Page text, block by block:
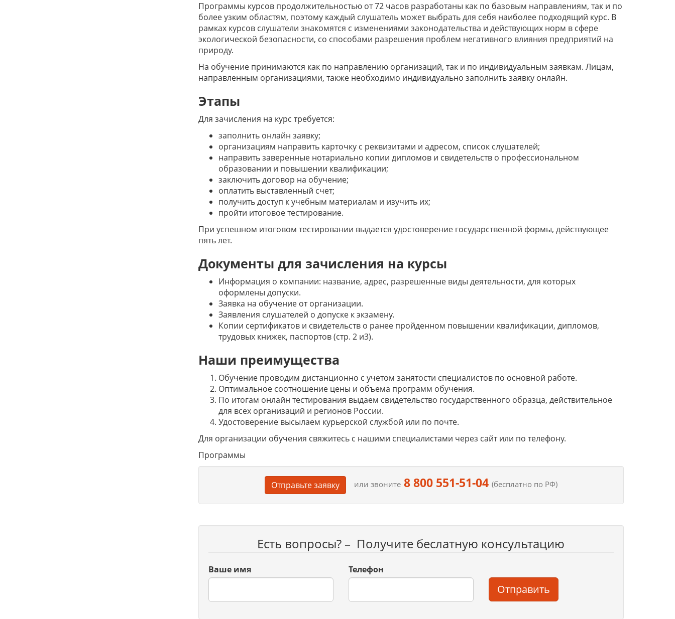
Программы курсов продолжительностью от 72 часов разработаны как по базовым направлениям, так и по
более узким областям, поэтому каждый слушатель может выбрать для себя наиболее подходящий курс. В
рамках курсов слушатели знакомятся с изменениями законодательства и действующих норм в сфере
экологической безопасности, со способами разрешения проблем негативного влияния предприятий на
природу.
На обучение принимаются как по направлению организаций, так и по индивидуальным заявкам. Лицам,
направленным организациями, также необходимо индивидуально заполнить заявку онлайн.
Этапы
Для зачисления на курс требуется:
заполнить онлайн заявку;
организациям направить карточку с реквизитами и адресом, список слушателей;
направить заверенные нотариально копии дипломов и свидетельств о профессиональном
образовании и повышении квалификации;
заключить договор на обучение;
оплатить выставленный счет;
получить доступ к учебным материалам и изучить их;
пройти итоговое тестирование.
При успешном итоговом тестировании выдается удостоверение государственной формы, действующее
пять лет.
Документы для зачисления на курсы
Информация о компании: название, адрес, разрешенные виды деятельности, для которых
оформлены допуски.
Заявка на обучение от организации.
Заявления слушателей о допуске к экзамену.
Копии сертификатов и свидетельств о ранее пройденном повышении квалификации, дипломов,
трудовых книжек, паспортов (стр. 2 и3).
Наши преимущества
Обучение проводим дистанционно с учетом занятости специалистов по основной работе.
Оптимальное соотношение цены и объема программ обучения.
По итогам онлайн тестирования выдаем свидетельство государственного образца, действительное
для всех организаций и регионов России.
Удостоверение высылаем курьерской службой или по почте.
Для организации обучения свяжитесь с нашими специалистами через сайт или по телефону.
Программы
Отправьте заявку или звоните8 800 551-51-04 (бесплатно по РФ)
Есть вопросы? – Получите беслатную консультацию
Ваше имя Телефон
Отправить